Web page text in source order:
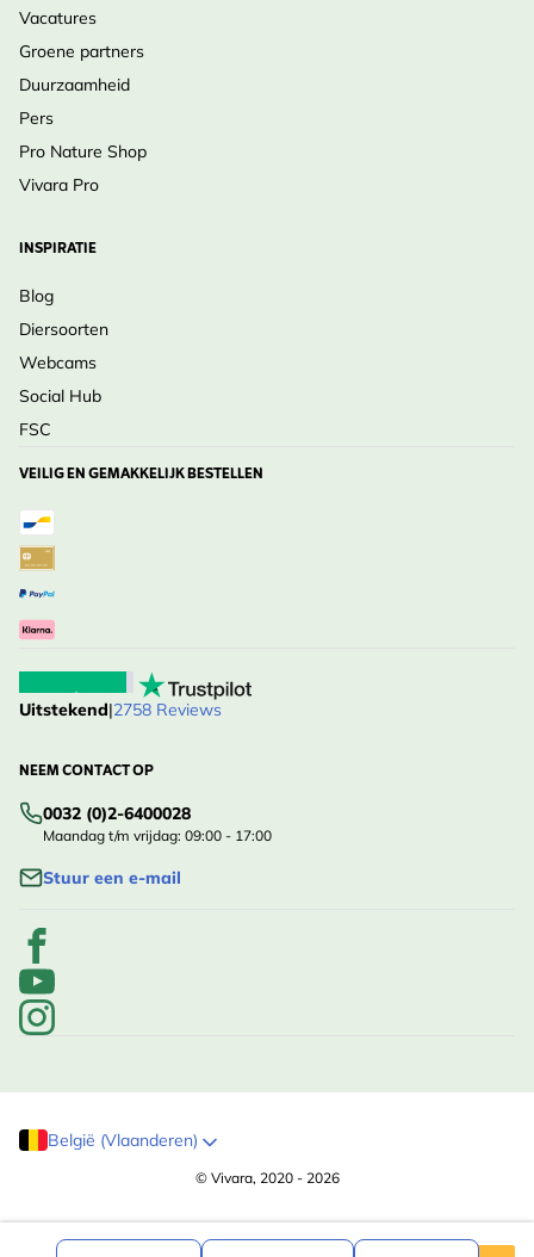
Vacatures
Groene partners
Duurzaamheid
Pers
Pro Nature Shop
Vivara Pro
INSPIRATIE
Blog
Diersoorten
Webcams
Social Hub
FSC
VEILIG EN GEMAKKELIJK BESTELLEN
Uitstekend|2758 Reviews
NEEM CONTACT OP
0032 (0)2-6400028
Maandag t/m vrijdag: 09:00 - 17:00
Stuur een e-mail
België (Vlaanderen)
© Vivara, 2020 - 2026